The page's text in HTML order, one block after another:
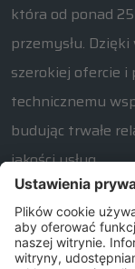
która od ponad
przemysłu.
szerokiej ofercie
technicznemu
budując trwałe
jakości usług.
W razie
prosimy o
godzinach 7:30 –